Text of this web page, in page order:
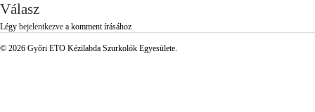
Válasz
Légy bejelentkezve a komment írásához
© 2026 Győri ETO Kézilabda Szurkolók Egyesülete.